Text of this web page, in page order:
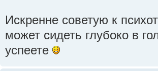
Искренне советую к
может сидеть глубоко в
успеете